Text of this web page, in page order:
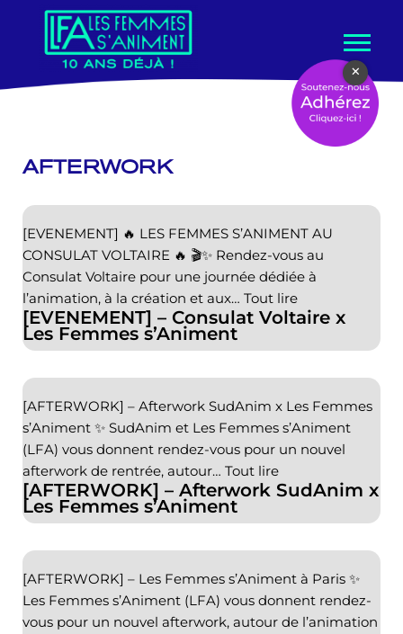
contenu
AFTERWORK
[EVENEMENT] – Consulat Voltaire x
Les Femmes s’Animent
[EVENEMENT] 🔥 LES FEMMES S’ANIMENT AU
CONSULAT VOLTAIRE 🔥 🎬✨ Rendez-vous au
Consulat Voltaire pour une journée dédiée à
l’animation, à la création et aux… Tout lire
[AFTERWORK] – Afterwork SudAnim x
Les Femmes s’Animent
[AFTERWORK] – Afterwork SudAnim x Les Femmes
s’Animent ✨ SudAnim et Les Femmes s’Animent
(LFA) vous donnent rendez-vous pour un nouvel
afterwork de rentrée, autour… Tout lire
[AFTERWORK] – Les Femmes s’Animent à Paris ✨
Les Femmes s’Animent (LFA) vous donnent rendez-
vous pour un nouvel afterwork, autour de l’animation
×